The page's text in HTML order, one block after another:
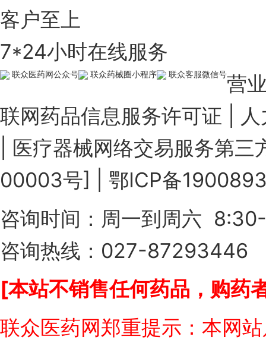
客户至上
7*24小时在线服务
联众医药网公众号 联众药械圈小程序 联众客服微信号营
联网药品信息服务许可证
医疗器械网络交易服务第
00003号]
鄂ICP备
咨询时间：周一到周六
咨询热线：027-87293446
[本站不销售任何药品，购药
联众医药网郑重提示：本网